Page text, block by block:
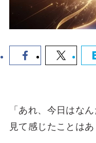
「あれ、今日はな
見て感じたことは